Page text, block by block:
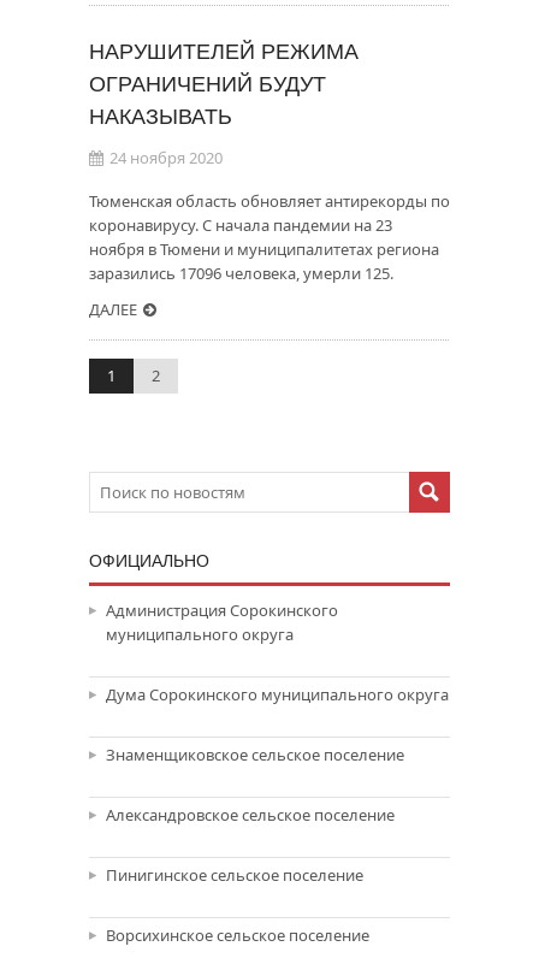
НАРУШИТЕЛЕЙ РЕЖИМА
ОГРАНИЧЕНИЙ БУДУТ
НАКАЗЫВАТЬ
24 ноября 2020
Тюменская область обновляет антирекорды по
коронавирусу. С начала пандемии на 23
ноября в Тюмени и муниципалитетах региона
заразились 17096 человека, умерли 125.
ДАЛЕЕ
1 2
ОФИЦИАЛЬНО
Администрация Сорокинского
муниципального округа
Дума Сорокинского муниципального округа
Знаменщиковское сельское поселение
Александровское сельское поселение
Пинигинское сельское поселение
Ворсихинское сельское поселение